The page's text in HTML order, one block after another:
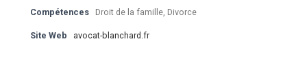
Compétences Droit de la famille, Divorce
Site Web avocat-blanchard.fr